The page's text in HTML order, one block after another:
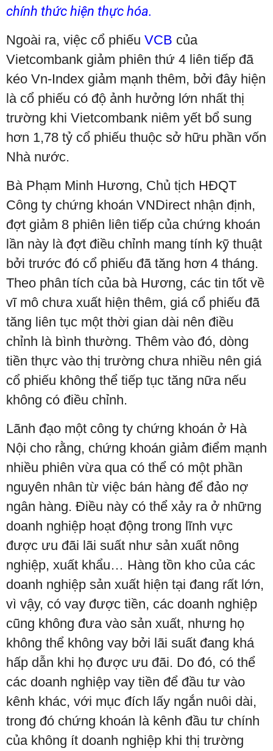
chính thức hiện thực hóa.
Ngoài ra, việc cổ phiếu VCB của
Vietcombank giảm phiên thứ 4 liên tiếp đã
kéo Vn-Index giảm mạnh thêm, bởi đây hiện
là cổ phiếu có độ ảnh hưởng lớn nhất thị
trường khi Vietcombank niêm yết bổ sung
hơn 1,78 tỷ cổ phiếu thuộc sở hữu phần vốn
Nhà nước.
Bà Phạm Minh Hương, Chủ tịch HĐQT
Công ty chứng khoán VNDirect nhận định,
đợt giảm 8 phiên liên tiếp của chứng khoán
lần này là đợt điều chỉnh mang tính kỹ thuật
bởi trước đó cổ phiếu đã tăng hơn 4 tháng.
Theo phân tích của bà Hương, các tin tốt về
vĩ mô chưa xuất hiện thêm, giá cổ phiếu đã
tăng liên tục một thời gian dài nên điều
chỉnh là bình thường. Thêm vào đó, dòng
tiền thực vào thị trường chưa nhiều nên giá
cổ phiếu không thể tiếp tục tăng nữa nếu
không có điều chỉnh.
Lãnh đạo một công ty chứng khoán ở Hà
Nội cho rằng, chứng khoán giảm điểm mạnh
nhiều phiên vừa qua có thể có một phần
nguyên nhân từ việc bán hàng để đảo nợ
ngân hàng. Điều này có thể xảy ra ở những
doanh nghiệp hoạt động trong lĩnh vực
được ưu đãi lãi suất như sản xuất nông
nghiệp, xuất khẩu… Hàng tồn kho của các
doanh nghiệp sản xuất hiện tại đang rất lớn,
vì vậy, có vay được tiền, các doanh nghiệp
cũng không đưa vào sản xuất, nhưng họ
không thể không vay bởi lãi suất đang khá
hấp dẫn khi họ được ưu đãi. Do đó, có thể
các doanh nghiệp vay tiền để đầu tư vào
kênh khác, với mục đích lấy ngắn nuôi dài,
trong đó chứng khoán là kênh đầu tư chính
của không ít doanh nghiệp khi thị trường